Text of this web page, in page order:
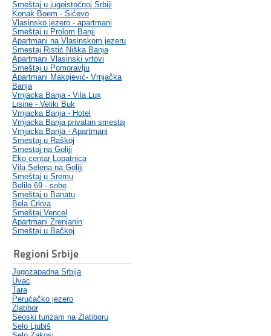
Smeštaj u jugoistočnoj Srbiji
Konak Boem - Sićevo
Vlasinsko jezero - apartmani
Smeštaj u Prolom Banji
Apartmani na Vlasinskom jezeru
Smestaj Ristić Niška Banja
Apartmani Vlasinski vrtovi
Smeštaj u Pomoravlju
Apartmani Makojević- Vrnjačka
Banja
Vrnjacka Banja - Vila Lux
Lisine - Veliki Buk
Vrnjacka Banja - Hotel
Vrnjacka Banja privatan smestaj
Vrnjacka Banja - Apartmani
Smestaj u Raškoj
Smestaj na Goliji
Eko centar Lopatnica
Vila Selena na Goliji
Smeštaj u Sremu
Belilo 69 - sobe
Smeštaj u Banatu
Bela Crkva
Smeštaj Vencel
Apartmani Zrenjanin
Smeštaj u Bačkoj
Regioni Srbije
Jugozapadna Srbija
Uvac
Tara
Perućačko jezero
Zlatibor
Seoski turizam na Zlatiboru
Selo Ljubiš